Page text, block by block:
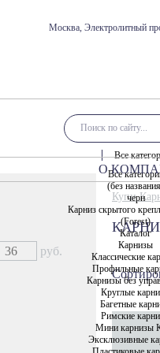
Москва, Электролитный
Все
Все
(без
черн
Карниз скрытого
(Forest)
Каталог
Карнизы
Классические
Профильные
Карнизы без
Круглые
Багетные
Римские
Мини карнизы
Эксклюзивные
О
руб.
Купи